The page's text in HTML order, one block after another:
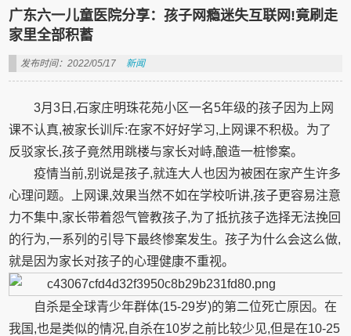
广东六一儿童医院分享：孩子网瘾迷失互联网!竟刷走
家里全部积蓄
发布时间：2022/05/17 新闻
3月3日,石家庄明珠花苑小区一名5年级的孩子因为上网
课不认真,被家长训斥:在家不好好学习,上网课不积极。为了
反驳家长,孩子竟然用跳楼与家长对峙,酿造一桩惨案。
疫情当前,别说是孩子,就连大人也因为被困在家产生许多
心理问题。上网课,效果当然不如在学校听讲,孩子更容易注意
力不集中,家长带着怨气管教孩子,为了抵抗孩子选择无法挽回
的行为,一系列的引导下最终惨案发生。孩子为什么会这么做,
就是因为家长对孩子的心理健康不重视。
自杀是全球青少年群体(15-29岁)的第二位死亡原因。在
我国,也是类似的情况,自杀在10岁之前比较少见,但是在10-25